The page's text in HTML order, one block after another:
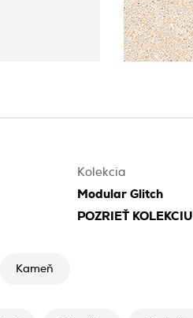
Kolekcia
Modular Glitch
POZRIEŤ KOLEKCIU
Kameň